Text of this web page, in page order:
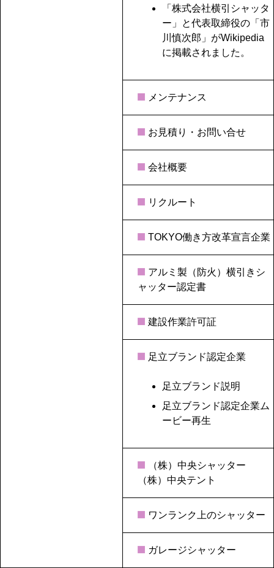
「株式会社横引シャッタ
ー」と代表取締役の「市
川慎次郎」がWikipedia
に掲載されました。
メンテナンス
お見積り・お問い合せ
会社概要
リクルート
TOKYO働き方改革宣言企業
アルミ製（防火）横引きシ
ャッター認定書
建設作業許可証
足立ブランド認定企業
足立ブランド説明
足立ブランド認定企業ム
ービー再生
（株）中央シャッター
（株）中央テント
ワンランク上のシャッター
ガレージシャッター